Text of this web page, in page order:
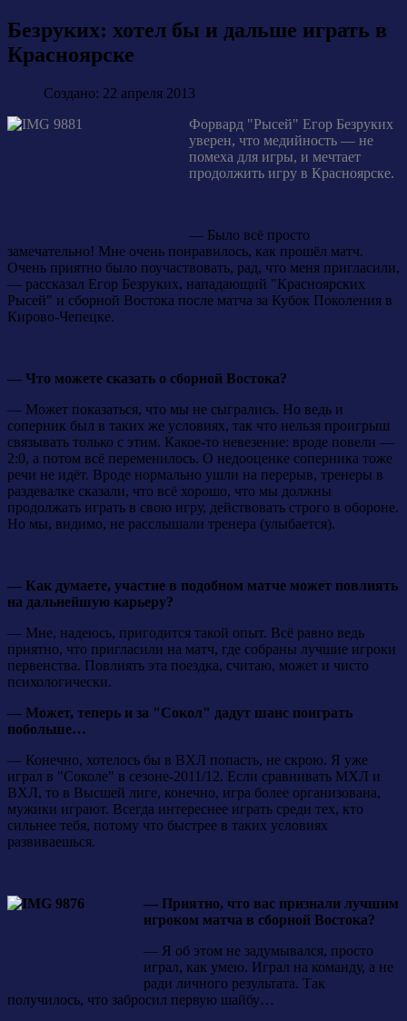
Безруких: хотел бы и дальше играть в
Красноярске
Создано: 22 апреля 2013
Форвард "Рысей" Егор Безруких
уверен, что медийность — не
помеха для игры, и мечтает
продолжить игру в Красноярске.
— Было всё просто
замечательно! Мне очень понравилось, как прошёл матч.
Очень приятно было поучаствовать, рад, что меня пригласили,
— рассказал Егор Безруких, нападающий "Красноярских
Рысей" и сборной Востока после матча за Кубок Поколения в
Кирово-Чепецке.
— Что можете сказать о сборной Востока?
— Может показаться, что мы не сыгрались. Но ведь и
соперник был в таких же условиях, так что нельзя проигрыш
связывать только с этим. Какое-то невезение: вроде повели —
2:0, а потом всё переменилось. О недооценке соперника тоже
речи не идёт. Вроде нормально ушли на перерыв, тренеры в
раздевалке сказали, что всё хорошо, что мы должны
продолжать играть в свою игру, действовать строго в обороне.
Но мы, видимо, не расслышали тренера (улыбается).
— Как думаете, участие в подобном матче может повлиять
на дальнейшую карьеру?
— Мне, надеюсь, пригодится такой опыт. Всё равно ведь
приятно, что пригласили на матч, где собраны лучшие игроки
первенства. Повлиять эта поездка, считаю, может и чисто
психологически.
— Может, теперь и за "Сокол" дадут шанс поиграть
побольше…
— Конечно, хотелось бы в ВХЛ попасть, не скрою. Я уже
играл в "Соколе" в сезоне-2011/12. Если сравнивать МХЛ и
ВХЛ, то в Высшей лиге, конечно, игра более организована,
мужики играют. Всегда интереснее играть среди тех, кто
сильнее тебя, потому что быстрее в таких условиях
развиваешься.
— Приятно, что вас признали лучшим
игроком матча в сборной Востока?
— Я об этом не задумывался, просто
играл, как умею. Играл на команду, а не
ради личного результата. Так
получилось, что забросил первую шайбу…